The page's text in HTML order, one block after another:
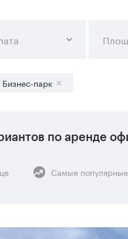
Бизнес-парк
по аренде
Самые популярные